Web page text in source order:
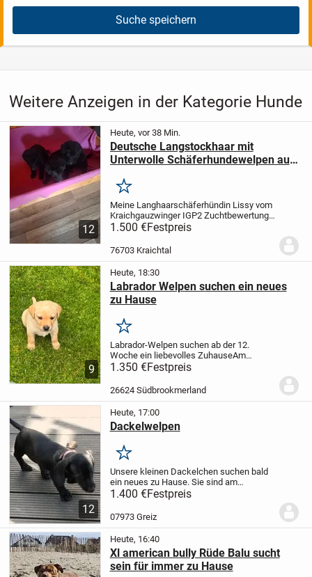
Suche speichern
Weitere Anzeigen in der Kategorie Hunde
12
Heute, vor 38 Min.
Deutsche Langstockhaar mit
Unterwolle Schäferhundewelpen aus
Merken
Meine Langhaarschäferhündin Lissy vom
Kraichgauzwinger IGP2 Zuchtbewertung
V hat aus der Verbinung Quinci
vonMaulachtal IGP2 Zuchtbewertung SG,
8 Langstockhaarwelpen mit Unterwolle
1.500 €Festpreis
76703 Kraichtal
9
Heute, 18:30
Labrador Welpen suchen ein neues
zu Hause
Merken
Labrador-Welpen suchen ab der 12.
Woche ein liebevolles ZuhauseAm
23.06.2026 hat unsere Labrador-Hündin 8
gesunde Welpen zur Welt gebracht – 4
Mädchen und 4 Rüden.Die Welpen
1.350 €Festpreis
26624 Südbrookmerland
12
Heute, 17:00
Dackelwelpen
Merken
Unsere kleinen Dackelchen suchen bald
ein neues zu Hause. Sie sind am
16.05.2026 geboren 3 Rüden und 3
Hundin. Sie wachsen bei uns zu Hause
mit Familien Anhang auf. An Kinder und
1.400 €Festpreis
07973 Greiz
Heute, 16:40
Xl american bully Rüde Balu sucht
sein für immer zu Hause